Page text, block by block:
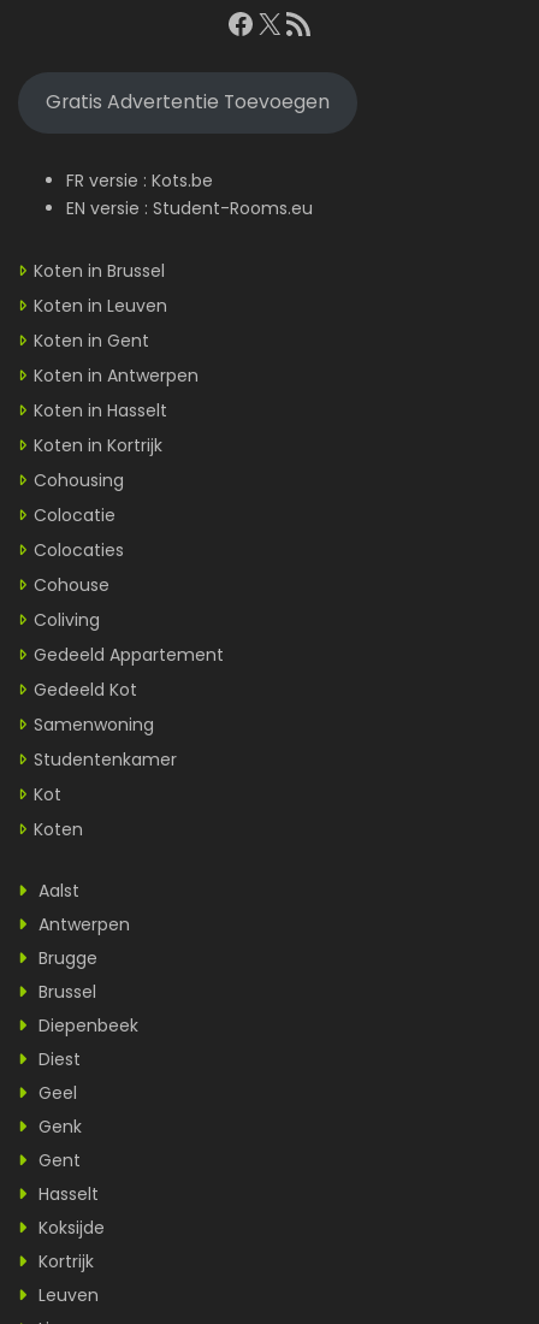
Facebook
X RSS feed
Gratis Advertentie Toevoegen
FR versie : Kots.be
EN versie : Student-Rooms.eu
Koten in Brussel
Koten in Leuven
Koten in Gent
Koten in Antwerpen
Koten in Hasselt
Koten in Kortrijk
Cohousing
Colocatie
Colocaties
Cohouse
Coliving
Gedeeld Appartement
Gedeeld Kot
Samenwoning
Studentenkamer
Kot
Koten
Aalst
Antwerpen
Brugge
Brussel
Diepenbeek
Diest
Geel
Genk
Gent
Hasselt
Koksijde
Kortrijk
Leuven